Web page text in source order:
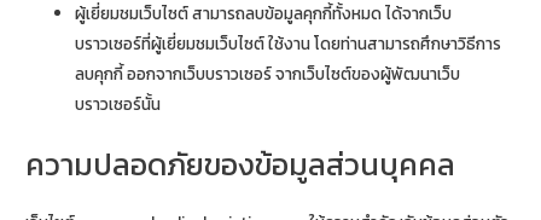
ผู้เยี่ยมชมเว็บไซต์ สามารถลบข้อมูลคุกกี้ทั้งหมด ได้จากเว็บ
บราวเซอร์ที่ผู้เยี่ยมชมเว็บไซต์ ใช้งาน โดยท่านสามารถศึกษาวิธีการ
ลบคุกกี้ ออกจากเว็บบราวเซอร์ จากเว็บไซต์ของผู้พัฒนาเว็บ
บราวเซอร์นั้น
ความปลอดภัยของข้อมูลส่วนบุคคล